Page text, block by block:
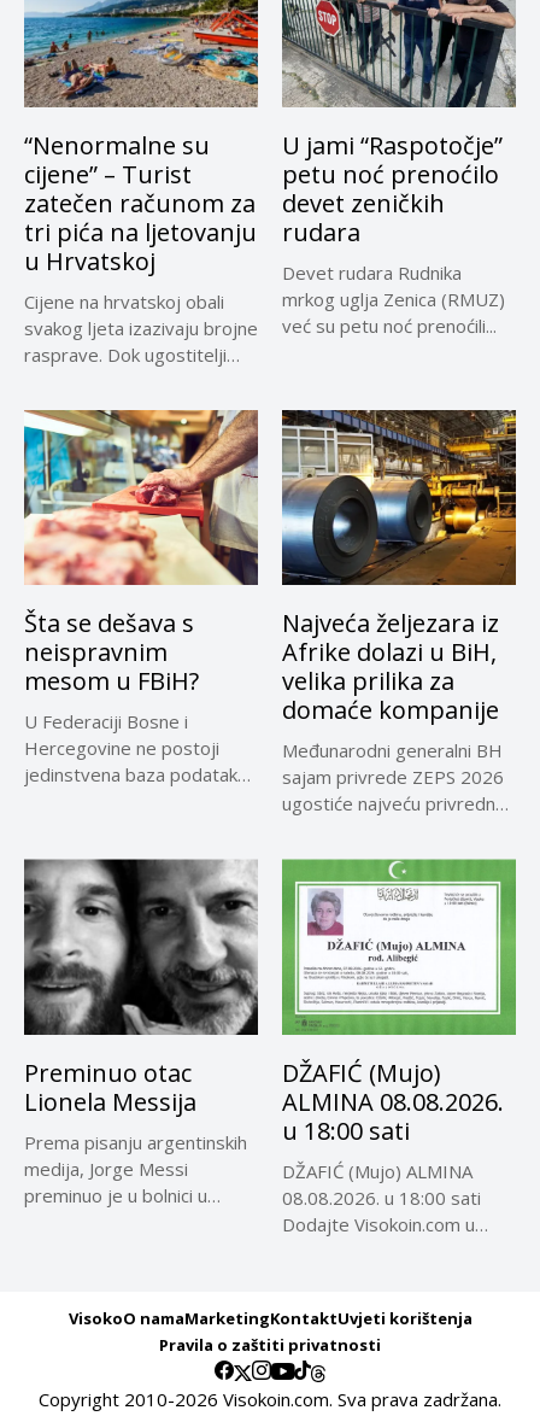
“Nenormalne su
cijene” – Turist
zatečen računom za
tri pića na ljetovanju
u Hrvatskoj
Cijene na hrvatskoj obali
svakog ljeta izazivaju brojne
rasprave. Dok ugostitelji
U jami “Raspotočje”
petu noć prenoćilo
devet zeničkih
rudara
Devet rudara Rudnika
mrkog uglja Zenica (RMUZ)
već su petu noć prenoćili...
Šta se dešava s
neispravnim
mesom u FBiH?
U Federaciji Bosne i
Hercegovine ne postoji
jedinstvena baza podataka
Najveća željezara iz
Afrike dolazi u BiH,
velika prilika za
domaće kompanije
Međunarodni generalni BH
sajam privrede ZEPS 2026
ugostiće najveću privrednu
Preminuo otac
Lionela Messija
Prema pisanju argentinskih
medija, Jorge Messi
preminuo je u bolnici u
DŽAFIĆ (Mujo)
ALMINA 08.08.2026.
u 18:00 sati
DŽAFIĆ (Mujo) ALMINA
08.08.2026. u 18:00 sati
Dodajte Visokoin.com u
VisokoO namaMarketingKontaktUvjeti korištenja
Pravila o zaštiti privatnosti
Copyright 2010-2026 Visokoin.com. Sva prava zadržana.